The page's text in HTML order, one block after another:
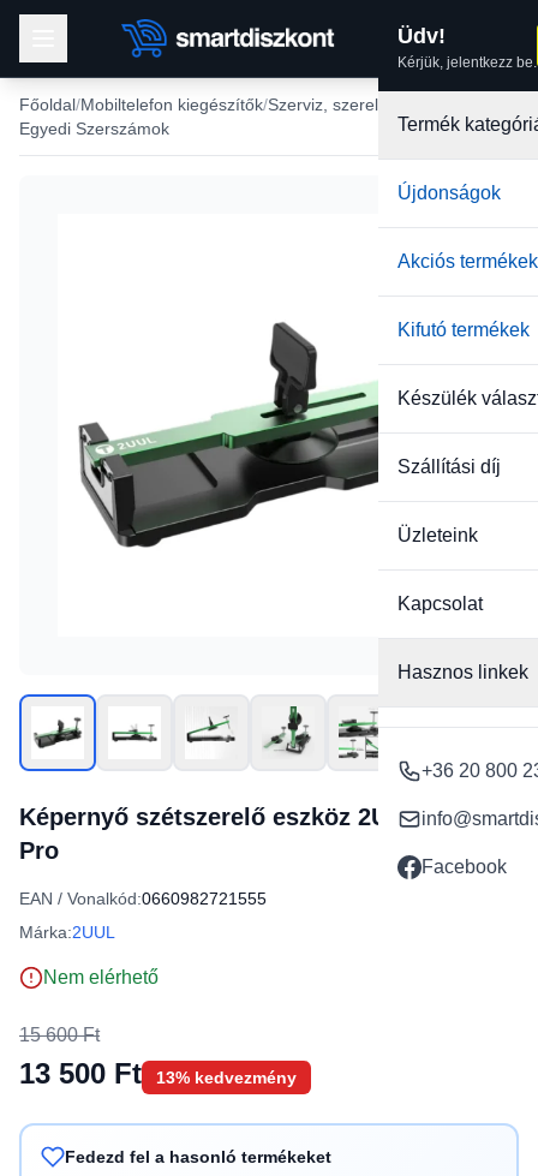
Üdv!
Kérjük, jelentkezz be.
Termék
Újdonságok
Akciós termékek
Kifutó termékek
Készülék
Szállítási díj
Üzleteink
Kapcsolat
Hasznos linkek
+36 20 800
Facebook
Főoldal Mobiltelefon kiegészítők Szerviz, szerelés
Egyedi Szerszámok
Képernyő szétszerelő eszköz 2UUL DA08
Pro
EAN / Vonalkód:0660982721555
Márka:2UUL
Nem elérhető
15 600 Ft
13 500 Ft 13% kedvezmény
Fedezd fel a hasonló termékeket